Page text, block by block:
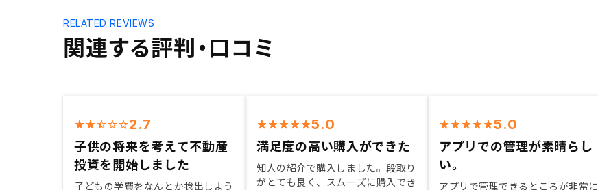
関連する評判・口コミ
RELATED REVIEWS
2.7
子供の将来を考えて不動産
投資を開始しました
子どもの学費をなんとか捻出しよう
5.0
満足度の高い購入ができた
知人の紹介で購入しました。段取り
がとても良く、スムーズに購入でき
5.0
アプリでの管理が素晴らし
い。
アプリで管理できるところが非常に